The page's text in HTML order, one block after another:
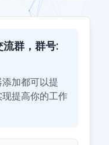
流群，群号:
加都可以提
提高你的工作